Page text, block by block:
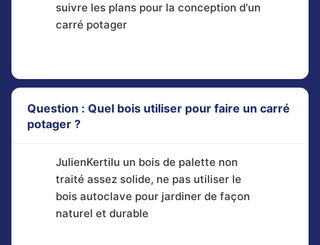
suivre les plans pour la conception d'un
carré potager
Question : Quel bois utiliser pour faire un carré
potager ?
JulienKertilu un bois de palette non
traité assez solide, ne pas utiliser le
bois autoclave pour jardiner de façon
naturel et durable